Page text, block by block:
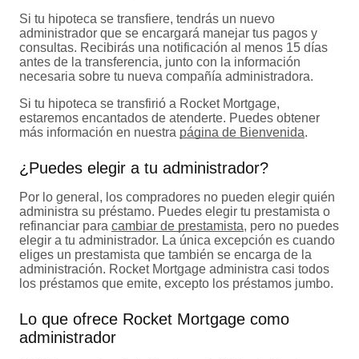
Si tu hipoteca se transfiere, tendrás un nuevo
administrador que se encargará manejar tus pagos y
consultas. Recibirás una notificación al menos 15 días
antes de la transferencia, junto con la información
necesaria sobre tu nueva compañía administradora.
Si tu hipoteca se transfirió a Rocket Mortgage,
estaremos encantados de atenderte. Puedes obtener
más información en nuestra página de Bienvenida.
¿Puedes elegir a tu administrador?
Por lo general, los compradores no pueden elegir quién
administra su préstamo. Puedes elegir tu prestamista o
refinanciar para cambiar de prestamista, pero no puedes
elegir a tu administrador. La única excepción es cuando
eliges un prestamista que también se encarga de la
administración. Rocket Mortgage administra casi todos
los préstamos que emite, excepto los préstamos jumbo.
Lo que ofrece Rocket Mortgage como
administrador